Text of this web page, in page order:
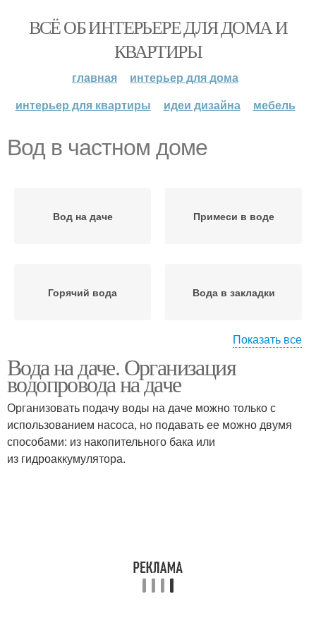
ВСЁ ОБ ИНТЕРЬЕРЕ ДЛЯ ДОМА И
КВАРТИРЫ
главная
интерьер для дома
интерьер для квартиры
идеи дизайна мебель
Вод в частном доме
Вод на даче Примеси в воде
Горячий вода Вода в закладки
Воды на даче
Показать все
Вода на даче. Организация
водопровода на даче
Организовать подачу воды на даче можно только с
использованием насоса, но подавать ее можно двумя
способами: из накопительного бака или
из гидроаккумулятора.